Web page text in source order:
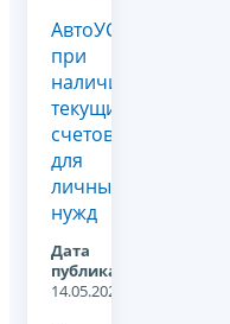
АвтоУСН
при
наличии
текущих
счетов
для
личных
нужд
Дата
публикации:
14.05.2026